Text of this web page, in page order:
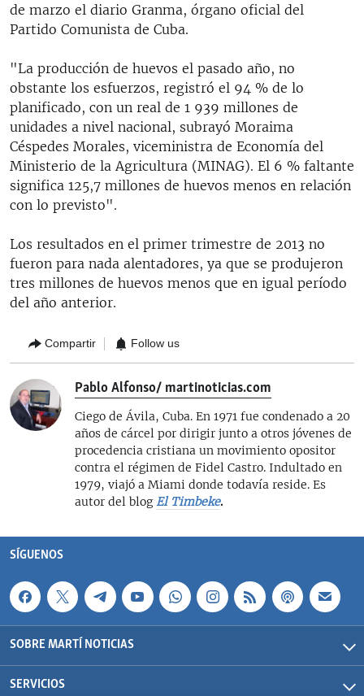
de marzo el diario Granma, órgano oficial del
Partido Comunista de Cuba.
"La producción de huevos el pasado año, no
obstante los esfuerzos, registró el 94 % de lo
planificado, con un real de 1 939 millones de
unidades a nivel nacional, subrayó Moraima
Céspedes Morales, viceministra de Economía del
Ministerio de la Agricultura (MINAG). El 6 % faltante
significa 125,7 millones de huevos menos en relación
con lo previsto".
Los resultados en el primer trimestre de 2013 no
fueron para nada alentadores, ya que se produjeron
tres millones de huevos menos que en igual período
del año anterior.
Compartir Follow us
Pablo Alfonso/ martinoticias.com
Ciego de Ávila, Cuba. En 1971 fue condenado a 20
años de cárcel por dirigir junto a otros jóvenes de
procedencia cristiana un movimiento opositor
contra el régimen de Fidel Castro. Indultado en
1979, viajó a Miami donde todavía reside. Es
autor del blog El Timbeke.
SÍGUENOS
SOBRE MARTÍ NOTICIAS
SERVICIOS